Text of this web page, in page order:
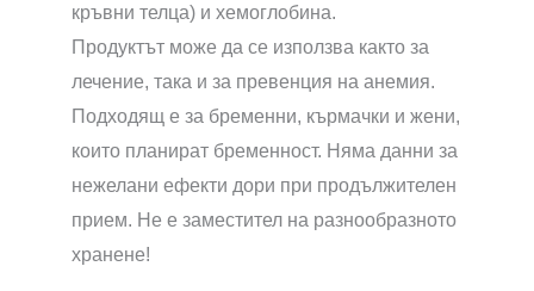
кръвни телца) и хемоглобина.
Продуктът може да се използва както за
лечение, така и за превенция на анемия.
Подходящ е за бременни, кърмачки и жени,
които планират бременност. Няма данни за
нежелани ефекти дори при продължителен
прием. Не е заместител на разнообразното
хранене!